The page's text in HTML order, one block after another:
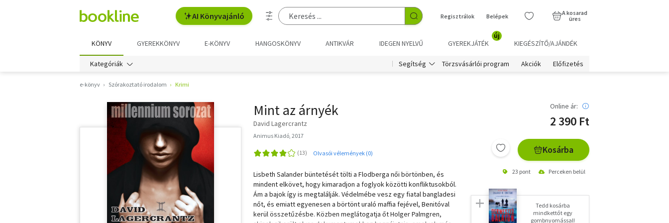
AI Könyvajánló Regisztrálok Belépek
A kosarad
üres
KÖNYV GYEREKKÖNYV E-KÖNYV HANGOSKÖNYV ANTIKVÁR IDEGEN NYELVŰ GYEREKJÁTÉK
új
KIEGÉSZÍTŐ/AJÁNDÉK
Kategóriák Segítség Törzsvásárlói program Akciók Előfizetés
e-könyv Szórakoztató irodalom Krimi
Mint az árnyék
David Lagercrantz
Animus Kiadó, 2017
Olvasói vélemények (0)
Lisbeth Salander büntetését tölti a Flodberga női börtönben, és
mindent elkövet, hogy kimaradjon a foglyok közötti konfliktusokból.
Ám a bajok így is megtalálják. Védelmébe vesz egy fiatal bangladesi
nőt, és emiatt egyenesen a börtönt uraló maffia fejével, Benitóval
kerül összetűzésbe. Közben meglátogatja őt Holger Palmgren,
Online ár:
2 390 Ft
Kosárba
23 pont Perceken belül
Tedd kosárba
mindkettőt egy
gombnyomással!